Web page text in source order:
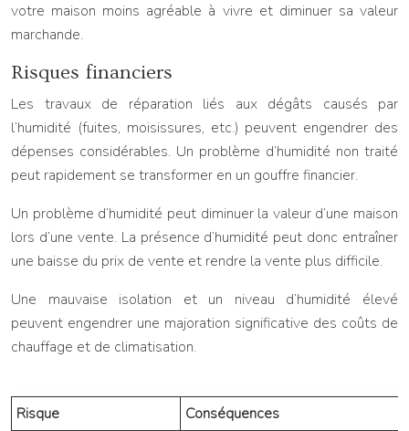
votre maison moins agréable à vivre et diminuer sa valeur
marchande.
Risques financiers
Les travaux de réparation liés aux dégâts causés par
l’humidité (fuites, moisissures, etc.) peuvent engendrer des
dépenses considérables. Un problème d’humidité non traité
peut rapidement se transformer en un gouffre financier.
Un problème d’humidité peut diminuer la valeur d’une maison
lors d’une vente. La présence d’humidité peut donc entraîner
une baisse du prix de vente et rendre la vente plus difficile.
Une mauvaise isolation et un niveau d’humidité élevé
peuvent engendrer une majoration significative des coûts de
chauffage et de climatisation.
Risque Conséquences